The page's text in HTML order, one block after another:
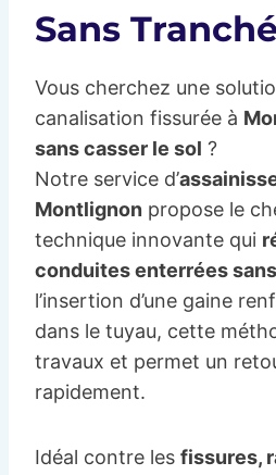
Sans
Vous cherchez une
canalisation fissurée à
sans casser le sol ?
Notre service d’
Montlignon propose le
technique innovante qui
conduites enterrées
l’insertion d’une gaine
dans le tuyau, cette
travaux et permet un
rapidement.
Idéal contre les fissures,